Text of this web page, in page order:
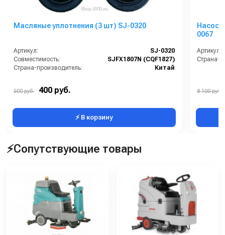
Масляные уплотнения (3 шт) SJ-0320
Артикул:
SJ-0320
Совместимость:
SJFX1807N (CQF1827)
Страна-производитель:
Китай
500 руб. 400 руб.
⚡ В корзину
Насос
0067
Артикул:
Страна-
8 100 руб.
⚡Сопутствующие товары